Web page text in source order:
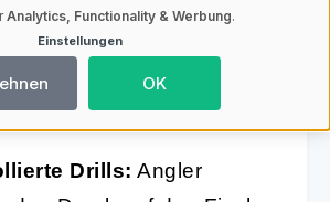
sein können.
Drills: Angler
Analytics, Functionality & Werbung.
Einstellungen
OK